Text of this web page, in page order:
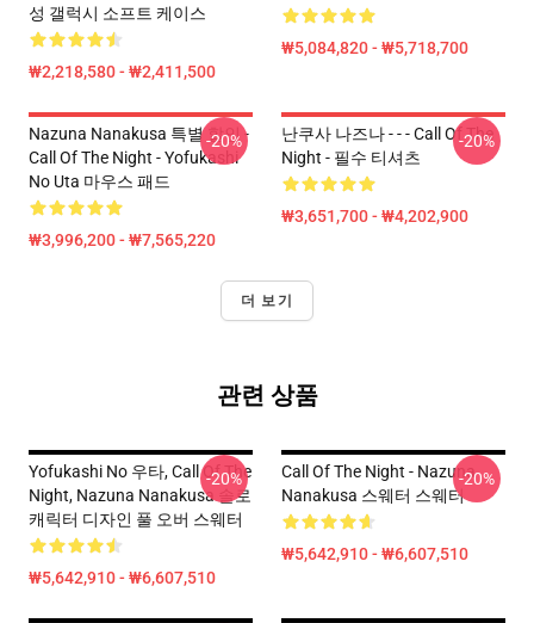
성 갤럭시 소프트 케이스
₩2,218,580 - ₩2,411,500
₩5,084,820 - ₩5,718,700
Nazuna Nanakusa 특별 할인 -
Call Of The Night - Yofukashi
No Uta 마우스 패드
₩3,996,200 - ₩7,565,220
-20%
난쿠사 나즈나 - - - Call Of The
Night - 필수 티셔츠
₩3,651,700 - ₩4,202,900
-20%
더 보기
관련 상품
Yofukashi No 우타, Call Of The
Night, Nazuna Nanakusa 솔로
캐릭터 디자인 풀 오버 스웨터
₩5,642,910 - ₩6,607,510
-20%
Call Of The Night - Nazuna
Nanakusa 스웨터 스웨터
₩5,642,910 - ₩6,607,510
-20%